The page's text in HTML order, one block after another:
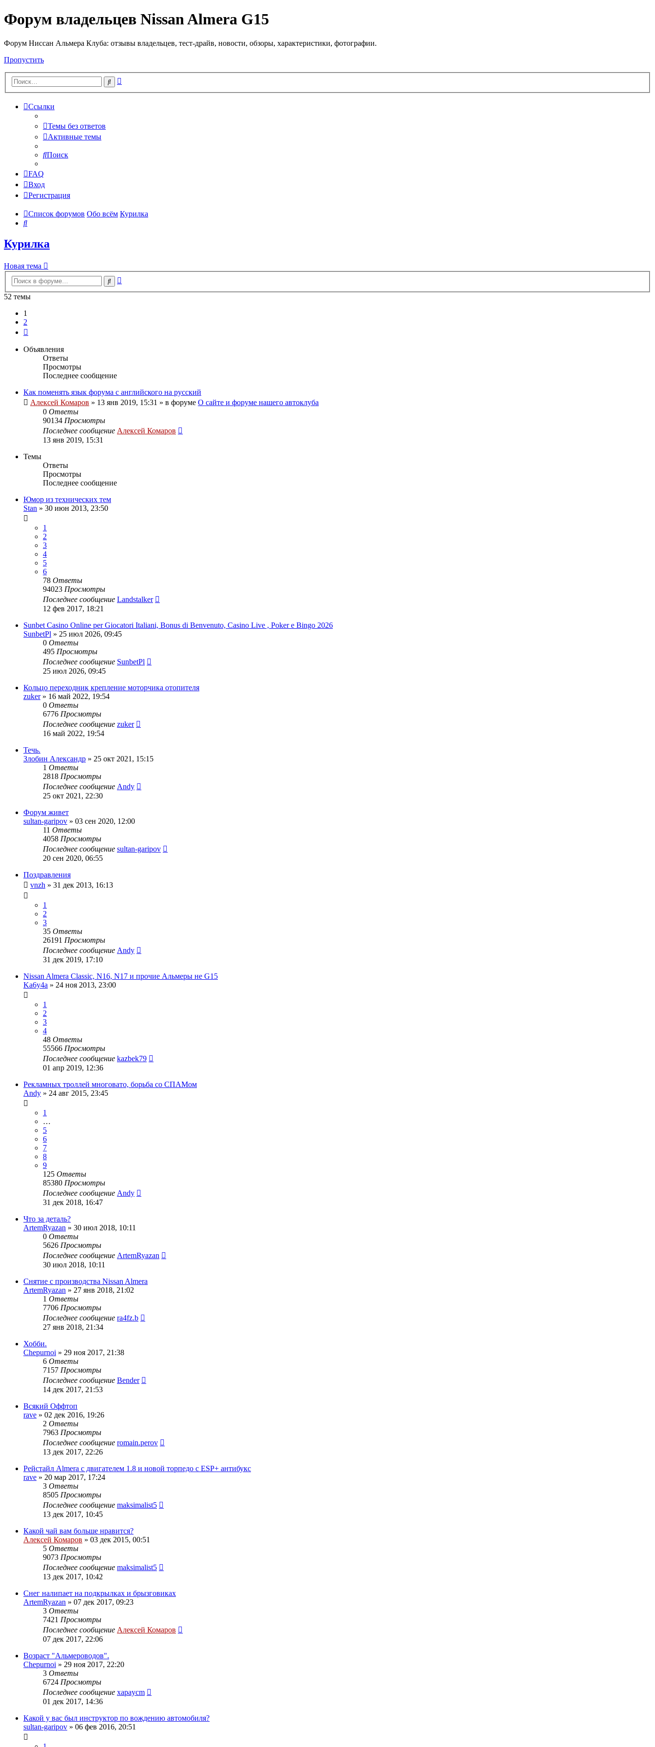
Форум владельцев Nissan Almera G15
Форум Ниссан Альмера Клуба: отзывы владельцев, тест-драйв, новости, обзоры, характеристики, фотографии.
Пропустить
Поиск
Ссылки
Темы без ответов
Активные темы
Поиск
FAQ
Вход
Регистрация
Список форумов Обо всём Курилка
Поиск
Курилка
Новая тема
Поиск
52 темы
1
2
Объявления
Ответы
Просмотры
Последнее сообщение
Как поменять язык форума с английского на русский
Алексей Комаров » 13 янв 2019, 15:31 » в форуме О сайте и форуме нашего автоклуба
0 Ответы
90134 Просмотры
Последнее сообщение Алексей Комаров
13 янв 2019, 15:31
Темы
Ответы
Просмотры
Последнее сообщение
Юмор из технических тем
Stan » 30 июн 2013, 23:50
1
2
3
4
5
6
78 Ответы
94023 Просмотры
Последнее сообщение Landstalker
12 фев 2017, 18:21
Sunbet Casino Online per Giocatori Italiani, Bonus di Benvenuto, Casino Live , Poker e Bingo 2026
SunbetPl » 25 июл 2026, 09:45
0 Ответы
495 Просмотры
Последнее сообщение SunbetPl
25 июл 2026, 09:45
Кольцо переходник крепление моторчика отопителя
zuker» 16 май 2022, 19:54
0 Ответы
6776 Просмотры
Последнее сообщение zuker
16 май 2022, 19:54
Течь.
Злобин Александр » 25 окт 2021, 15:15
1 Ответы
2818 Просмотры
Последнее сообщение Andy
25 окт 2021, 22:30
Форум живет
sultan-garipov » 03 сен 2020, 12:00
11 Ответы
4058 Просмотры
Последнее сообщение sultan-garipov
20 сен 2020, 06:55
Поздравления
vnzh » 31 дек 2013, 16:13
1
2
3
35 Ответы
26191 Просмотры
Последнее сообщение Andy
31 дек 2019, 17:10
Nissan Almera Classic, N16, N17 и прочие Альмеры не G15
Ka6y4a » 24 ноя 2013, 23:00
1
2
3
4
48 Ответы
55566 Просмотры
Последнее сообщение kazbek79
01 апр 2019, 12:36
Рекламных троллей многовато, борьба со СПАМом
Andy » 24 авг 2015, 23:45
1
…
5
6
7
8
9
125 Ответы
85380 Просмотры
Последнее сообщение Andy
31 дек 2018, 16:47
Что за деталь?
ArtemRyazan » 30 июл 2018, 10:11
0 Ответы
5626 Просмотры
Последнее сообщение ArtemRyazan
30 июл 2018, 10:11
Снятие с производства Nissan Almera
ArtemRyazan » 27 янв 2018, 21:02
1 Ответы
7706 Просмотры
Последнее сообщение ra4fz.b
27 янв 2018, 21:34
Хобби.
Chepurnoi » 29 ноя 2017, 21:38
6 Ответы
7157 Просмотры
Последнее сообщение Bender
14 дек 2017, 21:53
Всякий Оффтоп
rave » 02 дек 2016, 19:26
2 Ответы
7963 Просмотры
Последнее сообщение romain.perov
13 дек 2017, 22:26
Рейстайл Almera с двигателем 1.8 и новой торпедо с ESP+ антибукс
rave » 20 мар 2017, 17:24
3 Ответы
8505 Просмотры
Последнее сообщение maksimalist5
13 дек 2017, 10:45
Какой чай вам больше нравится?
Алексей Комаров » 03 дек 2015, 00:51
5 Ответы
9073 Просмотры
Последнее сообщение maksimalist5
13 дек 2017, 10:42
Снег налипает на подкрылках и брызговиках
ArtemRyazan » 07 дек 2017, 09:23
3 Ответы
7421 Просмотры
Последнее сообщение Алексей Комаров
07 дек 2017, 22:06
Возраст "Альмероводов".
Chepurnoi » 29 ноя 2017, 22:20
3 Ответы
6724 Просмотры
Последнее сообщение xapaycm
01 дек 2017, 14:36
Какой у вас был инструктор по вождению автомобиля?
sultan-garipov » 06 фев 2016, 20:51